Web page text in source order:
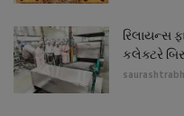
રિલાયન્સ
કલેક્ટરે